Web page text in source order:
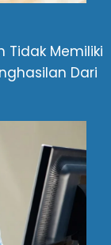
Tidak Memiliki
Dari